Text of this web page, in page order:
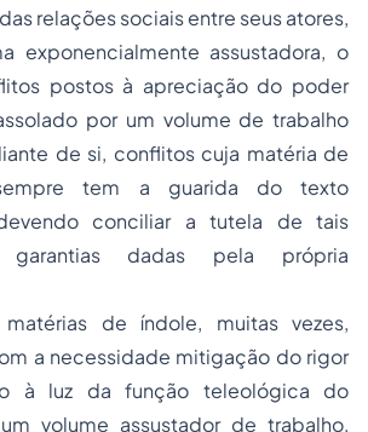
relações sociais entre seus atores,
exponencialmente assustadora, o
postos à apreciação do poder
por um volume de trabalho
de si, conflitos cuja matéria de
tem a guarida do texto
conciliar a tutela de tais
garantias dadas pela própria
de índole, muitas vezes,
a necessidade mitigação do rigor
à luz da função teleológica do
volume assustador de trabalho,